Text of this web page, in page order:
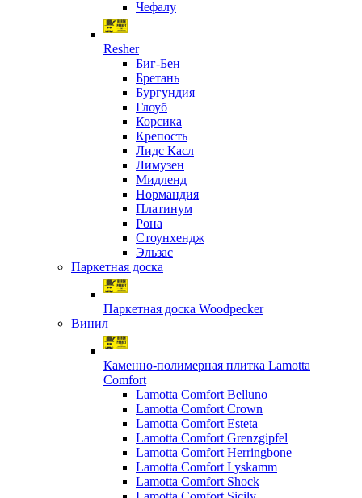
Чефалу
Resher
Биг-Бен
Бретань
Бургундия
Глоуб
Корсика
Крепость
Лидс Касл
Лимузен
Мидленд
Нормандия
Платинум
Рона
Стоунхендж
Эльзас
Паркетная доска
Паркетная доска Woodpecker
Винил
Каменно-полимерная плитка Lamotta
Comfort
Lamotta Comfort Belluno
Lamotta Comfort Crown
Lamotta Comfort Esteta
Lamotta Comfort Grenzgipfel
Lamotta Comfort Herringbone
Lamotta Comfort Lyskamm
Lamotta Comfort Shock